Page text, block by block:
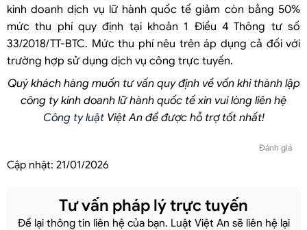
kinh doanh dịch vụ lữ hành quốc tế giảm còn bằng 50%
mức thu phí quy định tại khoản 1 Điều 4 Thông tư số
33/2018/TT-BTC. Mức thu phí nêu trên áp dụng cả đối với
trường hợp sử dụng dịch vụ công trực tuyến.
Quý khách hàng muốn tư vấn quy định về vốn khi thành lập
công ty kinh doanh lữ hành quốc tế xin vui lòng liên hệ
Công ty luậtViệt An để được hỗ trợ tốt nhất!
Đánh giá
Cập nhật: 21/01/2026
Tư vấn pháp lý trực tuyến
Để lại thông tin liên hệ của bạn. Luật Việt An sẽ liên hệ lại